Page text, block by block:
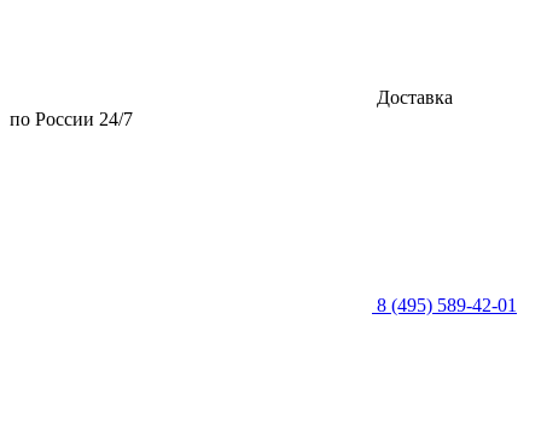
Доставка
по России 24/7
8 (495) 589-42-01